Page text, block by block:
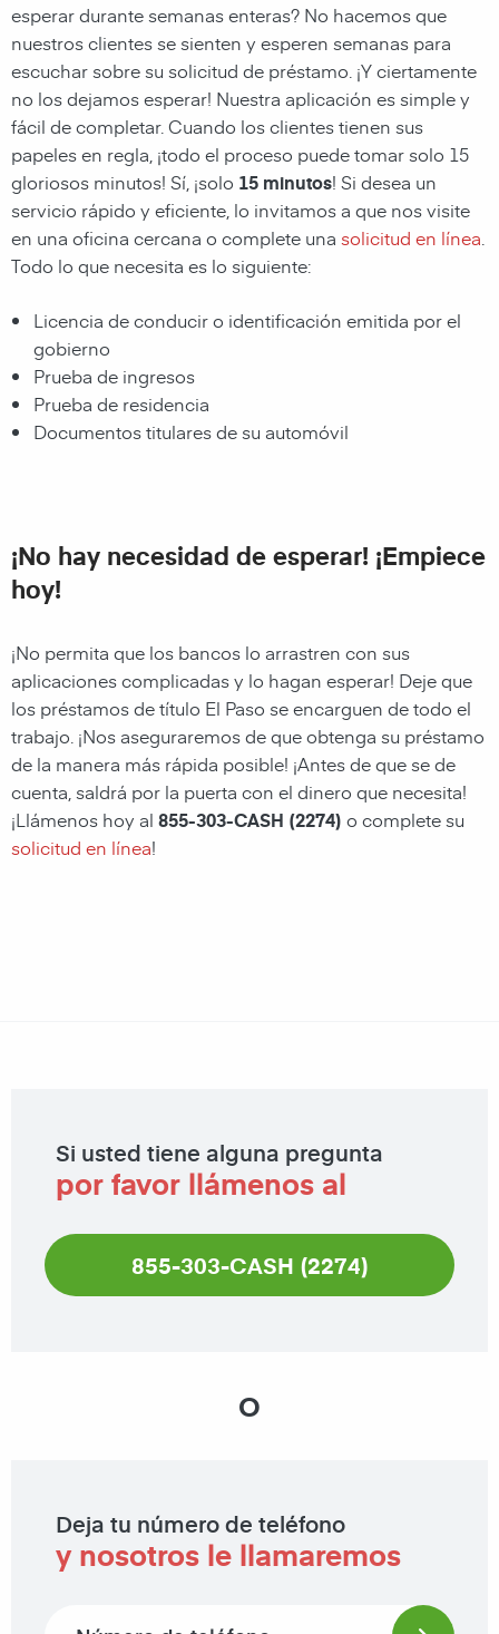
esperar durante semanas enteras? No hacemos que
nuestros clientes se sienten y esperen semanas para
escuchar sobre su solicitud de préstamo. ¡Y ciertamente
no los dejamos esperar! Nuestra aplicación es simple y
fácil de completar. Cuando los clientes tienen sus
papeles en regla, ¡todo el proceso puede tomar solo 15
gloriosos minutos! Sí, ¡solo 15 minutos! Si desea un
servicio rápido y eficiente, lo invitamos a que nos visite
en una oficina cercana o complete una solicitud en línea
Todo lo que necesita es lo siguiente:
Licencia de conducir o identificación emitida por el
gobierno
Prueba de ingresos
Prueba de residencia
Documentos titulares de su automóvil
¡No hay necesidad de esperar! ¡Empiece
hoy!
¡No permita que los bancos lo arrastren con sus
aplicaciones complicadas y lo hagan esperar! Deje que
los préstamos de título El Paso se encarguen de todo el
trabajo. ¡Nos aseguraremos de que obtenga su préstamo
de la manera más rápida posible! ¡Antes de que se de
cuenta, saldrá por la puerta con el dinero que necesita!
¡Llámenos hoy al 855-303-CASH (2274) o complete su
solicitud en línea!
Si usted tiene alguna pregunta
por favor llámenos al
855-303-CASH (2274)
O
Deja tu número de teléfono
y nosotros le llamaremos